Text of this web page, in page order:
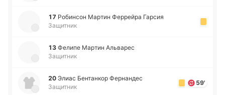
17 Ро­би­нсон Мартин Фе­ррей­ра Гарсия
Защитник
13 Фелипе Мартин Альва­рес
Защитник
20 Элиас Бе­нта­нкор Фе­рна­ндес
Защитник
59'